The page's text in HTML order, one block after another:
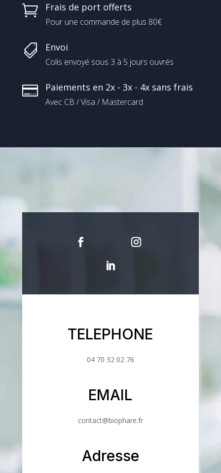
 Frais de port offerts
Pour une commande de plus 80€
 Envoi
Colis envoyé sous 3 à 5 jours ouvrés
 Paiements en 2x - 3x - 4x sans frais
Avec CB / Visa / Mastercard
TELEPHONE
04 70 32 02 76
EMAIL
contact@biophare.fr
Adresse